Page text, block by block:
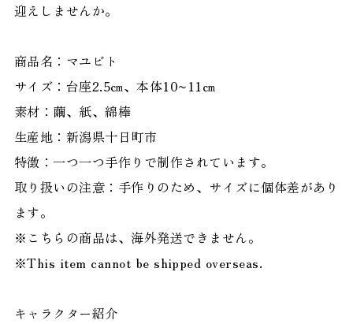
迎えしませんか。
商品名：マユビト
サイズ：台座2.5㎝、本体10~11㎝
素材：繭、紙、綿棒
生産地：新潟県十日町市
特徴：一つ一つ手作りで制作されています。
取り扱いの注意：手作りのため、サイズに個体差があり
ます。
※こちらの商品は、海外発送できません。
※This item cannot be shipped overseas.
キャラクター紹介